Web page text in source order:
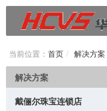
当前位置： 首页 解决方案
解决方案
戴俪尔珠宝连锁店